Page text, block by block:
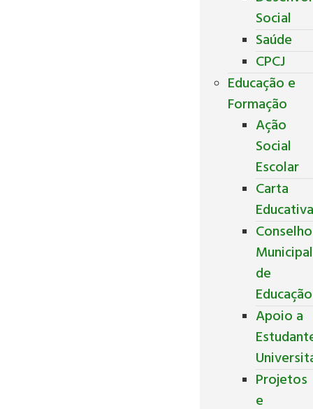
Social
Saúde
CPCJ
Educação e
Formação
Ação
Social
Escolar
Carta
Conselho
Municipal
de
Educação
Apoio a
Projetos
e